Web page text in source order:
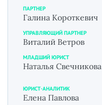
ПАРТНЕР
Галина Короткевич
УПРАВЛЯЮЩИЙ ПАРТНЕР
Виталий Ветров
МЛАДШИЙ ЮРИСТ
Наталья Свечникова
ЮРИСТ-АНАЛИТИК
Елена Павлова